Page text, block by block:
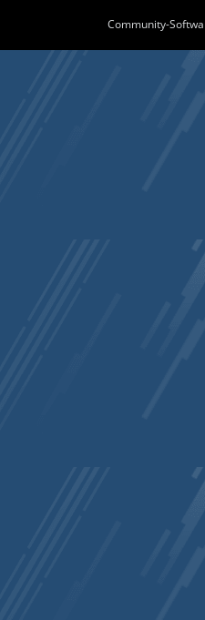
Community-